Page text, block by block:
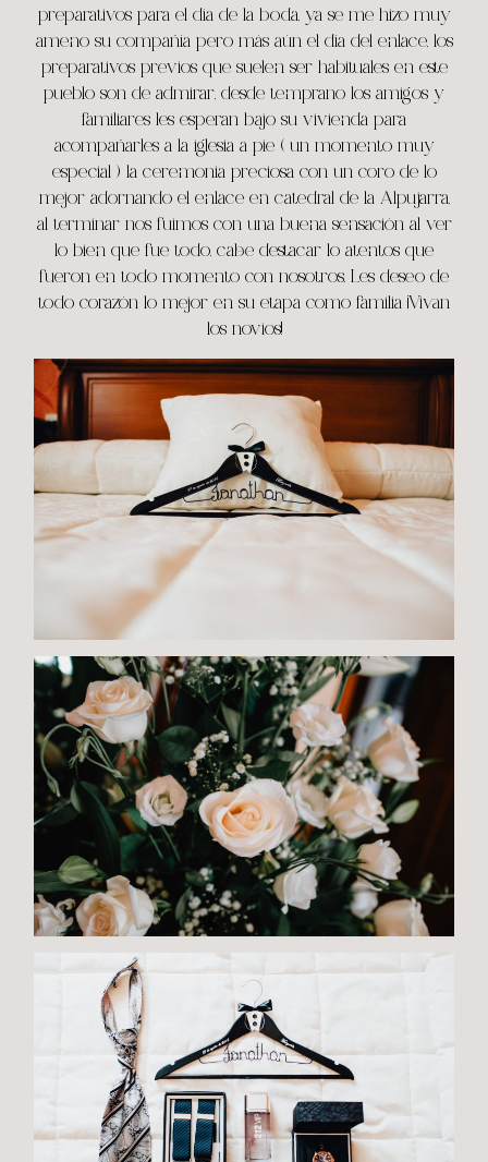
preparativos para el día de la boda, ya se me hizo muy
ameno su compañía pero más aún el día del enlace, los
preparativos previos que suelen ser habituales en este
pueblo son de admirar, desde temprano los amigos y
familiares les esperan bajo su vivienda para
acompañarles a la iglesia a pie ( un momento muy
especial ) la ceremonia preciosa con un coro de lo
mejor adornando el enlace en catedral de la Alpujarra,
al terminar nos fuimos con una buena sensación al ver
lo bien que fue todo, cabe destacar lo atentos que
fueron en todo momento con nosotros. Les deseo de
todo corazón lo mejor en su etapa como familia ¡Vivan
los novios!